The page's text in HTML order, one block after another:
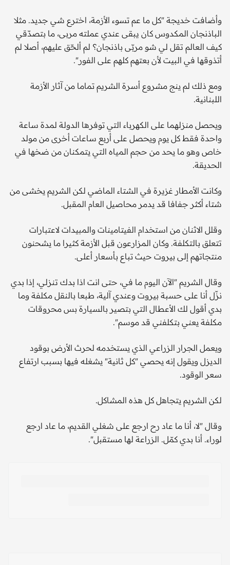
وأضافت خديجة "كل ما عم تسوء الأزمة، اخترع شي جديد. مثلا
الباذنجان المكدوس كان يبقى عندي عملته مربى، ما بتصدّقي
كيف العالم تقل لي شو مربّى باذنجان؟ لم ألحّق عليهم، أصلا لم
أتذوقها في البيت لأن بعتهم كلهم على الفور".
ومع ذلك لم ينج مشروع أسرة الشريم تماما من آثار الأزمة
اللبنانية.
ويحصل منزلهما على الكهرباء التي توفرها الدولة لمدة ساعة
واحدة فقط كل يوم ويحصل على أربع ساعات أخرى من مولد
خاص وهو ما يحد من حجم المياه التي يتمكنان من ضخها في
الحديقة.
وكانت الأمطار غزيرة في الشتاء الماضي لكن الشريم يخشى من
شتاء أكثر جفافا قد يدمر محاصيل العام المقبل.
وقلل الاثنان من استخدام الفيتامينات والمبيدات لاعتبارات
تتعلق بالتكلفة. وكان المزارعون قبل الأزمة كثيرا ما يشحنون
منتجاتهم إلى بيروت حيث تباع بأسعار أعلى.
وقال الشريم "الآن اليوم ما في، حتى انت اذا بدك تنزلي، إذا بدي
نزّل أنا على حسبة بيروت وعندي آلية، طبعا بالنقل مكلفة وما
بدي أقول لك الأعطال التي بتصير بالسيارة بس محروقات
مكلفة يعني بتكلفني قد موسم".
ويعمل الجرار الزراعي الذي يستخدمه لحرث الأرض بوقود
الديزل ويقول إنه يحصي "كل ثانية" يشغله فيها بسبب ارتفاع
سعر الوقود.
لكن الشريم يتجاهل كل هذه المشاكل.
وقال "لا، أنا ما عاد رح ارجع على شغلي القديم، ما عاد ارجع
لوراء. أنا بدي كمّل. الزراعة لها مستقبل".